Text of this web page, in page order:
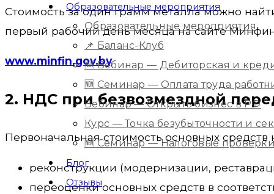
Образовательные мероприятия
Образовательные мероприятия
📌 Баланс-Клуб
🆕 Вебинар — Дебиторская и
🆕 Семинар — Оплата труда
Вебинар — Открыть бизнес в РФ
Курс — Точка безубыточности и
🆕 Семинар — Налоговые проверки
Блог
Отзывы
Стоимость за один грамм металла можно
первый рабочий день месяца на сайте
www.minfin.gov.by
2. НДС при безвозмездной
Первоначальная стоимость основных
реконструкции (модернизации,
переоценки основных средств в